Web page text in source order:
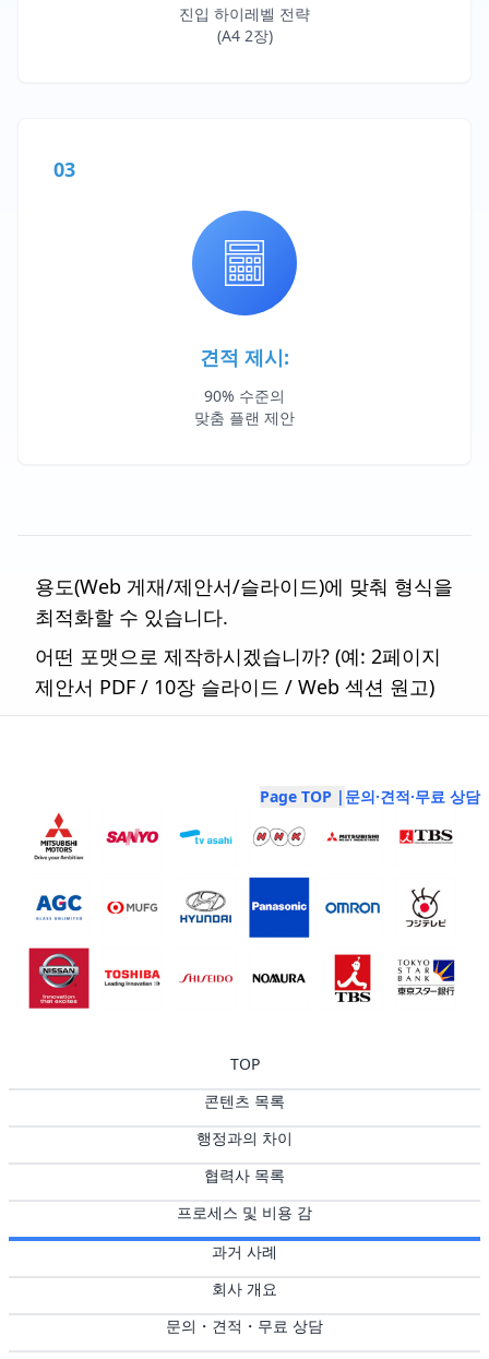
진입 하이레벨 전략
(A4 2장)
03
견적 제시:
90% 수준의
맞춤 플랜 제안
용도(Web 게재/제안서/슬라이드)에 맞춰 형식을
최적화할 수 있습니다.
어떤 포맷으로 제작하시겠습니까? (예: 2페이지
제안서 PDF / 10장 슬라이드 / Web 섹션 원고)
Page TOP | 문의·견적·무료 상담
TOP
콘텐츠 목록
행정과의 차이
협력사 목록
프로세스 및 비용 감
과거 사례
회사 개요
문의・견적・무료 상담